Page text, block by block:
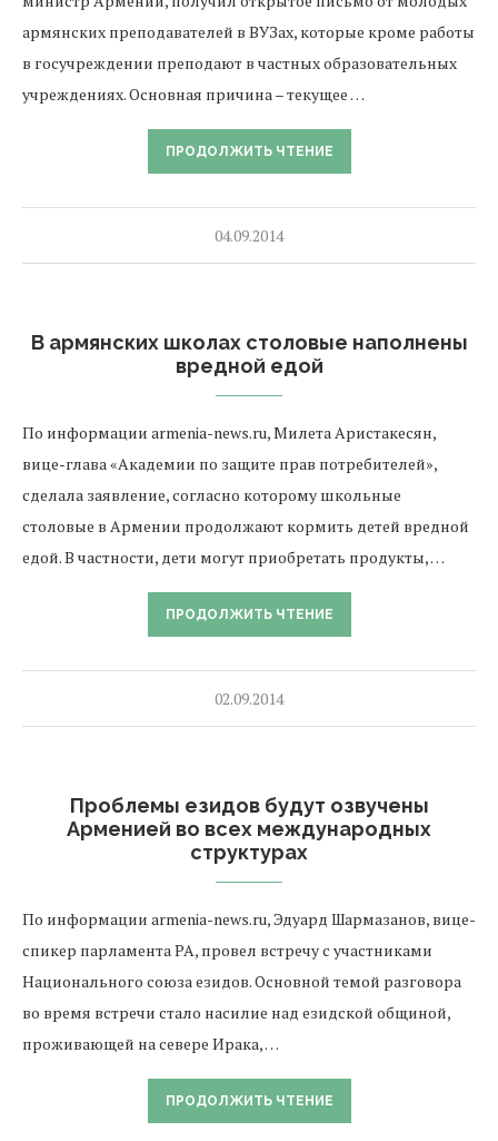
армянских преподавателей в ВУЗах, которые кроме работы
в госучреждении преподают в частных образовательных
учреждениях. Основная причина – текущее …
ПРОДОЛЖИТЬ ЧТЕНИЕ
04.09.2014
В армянских школах столовые наполнены
вредной едой
По информации armenia-news.ru, Милета Аристакесян,
вице-глава «Академии по защите прав потребителей»,
сделала заявление, согласно которому школьные
столовые в Армении продолжают кормить детей вредной
едой. В частности, дети могут приобретать продукты, …
ПРОДОЛЖИТЬ ЧТЕНИЕ
02.09.2014
Проблемы езидов будут озвучены
Арменией во всех международных
структурах
По информации armenia-news.ru, Эдуард Шармазанов, вице-
спикер парламента РА, провел встречу с участниками
Национального союза езидов. Основной темой разговора
во время встречи стало насилие над езидской общиной,
проживающей на севере Ирака, …
ПРОДОЛЖИТЬ ЧТЕНИЕ